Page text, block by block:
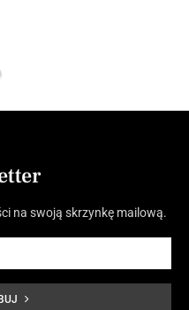
na swoją skrzynkę mailową.